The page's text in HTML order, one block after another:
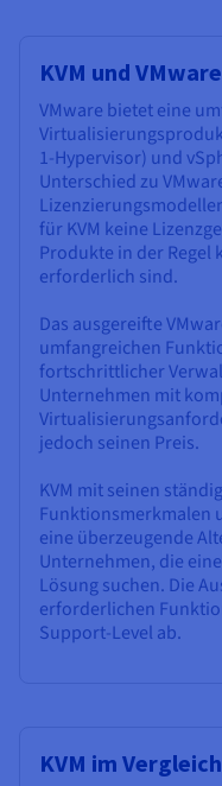
KVM und VMware
VMware bietet eine
1-Hypervisor) und
Unterschied zu
für KVM keine
Produkte in der Regel
erforderlich sind.
Das ausgereifte
umfangreichen
fortschrittlicher
Unternehmen mit
jedoch seinen Preis.
KVM mit seinen
Funktionsmerkmalen
eine überzeugende
Unternehmen, die
Lösung suchen. Die
erforderlichen
Support-Level ab.
KVM im